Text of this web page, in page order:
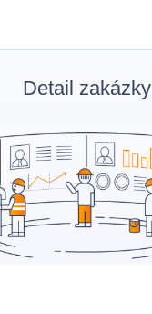
Detail zakázky